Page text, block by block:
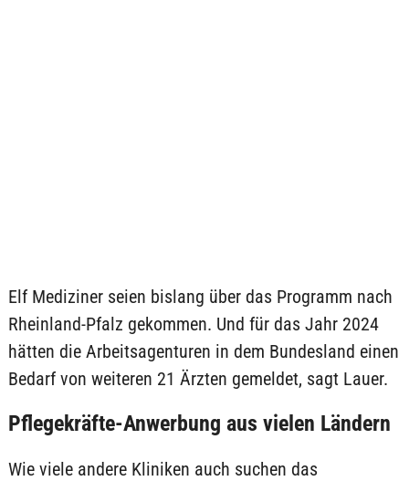
Elf Mediziner seien bislang über das Programm nach
Rheinland-Pfalz gekommen. Und für das Jahr 2024
hätten die Arbeitsagenturen in dem Bundesland einen
Bedarf von weiteren 21 Ärzten gemeldet, sagt Lauer.
Pflegekräfte-Anwerbung aus vielen Ländern
Wie viele andere Kliniken auch suchen das